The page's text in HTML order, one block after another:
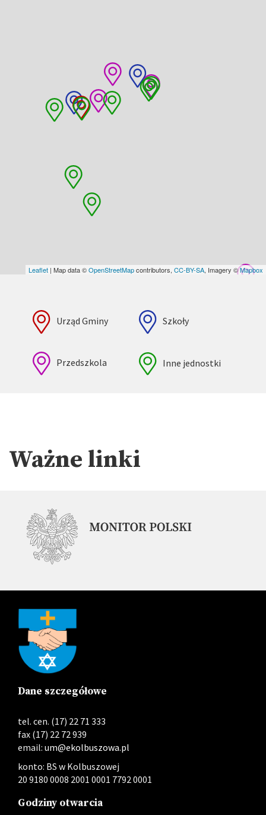
Leaflet | Map data ©OpenStreetMapcontributors, CC-BY-SA, Imagery ©Mapbox
Urząd Gminy Szkoły
Przedszkola Inne jednostki
Ważne linki
Dane szczegółowe
tel. cen. (17) 22 71 333
fax (17) 22 72 939
email: um@ekolbuszowa.pl
konto: BS w Kolbuszowej
20 9180 0008 2001 0001 7792 0001
Godziny otwarcia